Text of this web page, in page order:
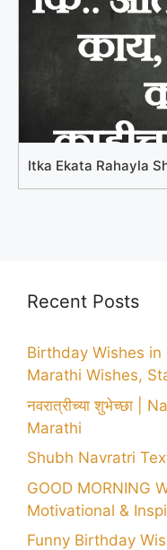
Itka Ekata Rahayla
Recent Posts
Birthday Wishes
Marathi Wishes,
नवरात्रीच्या शुभेच्छा |
Marathi
Shubh Navratri
GOOD MORNING
Motivational &
Funny Birthday